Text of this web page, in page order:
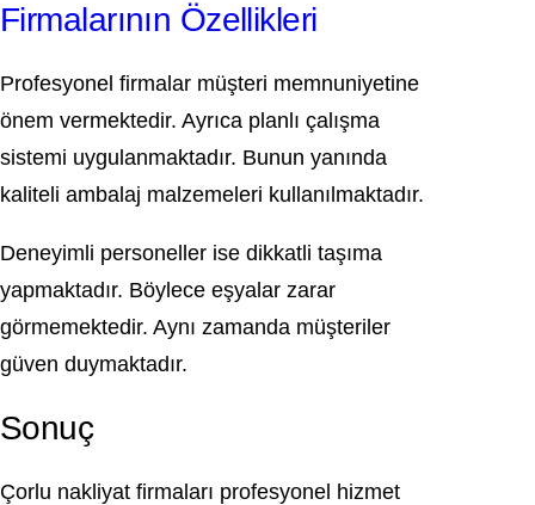
Firmalarının Özellikleri
Profesyonel firmalar müşteri memnuniyetine
önem vermektedir. Ayrıca planlı çalışma
sistemi uygulanmaktadır. Bunun yanında
kaliteli ambalaj malzemeleri kullanılmaktadır.
Deneyimli personeller ise dikkatli taşıma
yapmaktadır. Böylece eşyalar zarar
görmemektedir. Aynı zamanda müşteriler
güven duymaktadır.
Sonuç
Çorlu nakliyat firmaları profesyonel hizmet